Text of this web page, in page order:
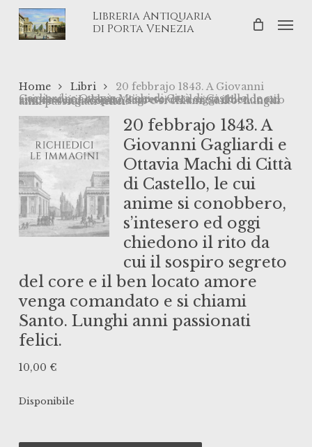
Skip
Libreria Antiquaria
di Porta Venezia
Home Libri
20 febbrajo 1843. A Giovanni
Gagliardi e Ottavia Machi di Città di Castello, le cui anime si conobbero, s’intesero ed oggi chiedono il rito da cui il sospiro segreto del core e il ben locato amore venga comandato e si chiami Santo. Lunghi anni passionati felici.
20 febbrajo 1843. A
Giovanni Gagliardi e
Ottavia Machi di Città
di Castello, le cui
anime si conobbero,
s’intesero ed oggi
chiedono il rito da
cui il sospiro segreto
del core e il ben locato amore
venga comandato e si chiami
Santo. Lunghi anni passionati
felici.
10,00 €
Disponibile